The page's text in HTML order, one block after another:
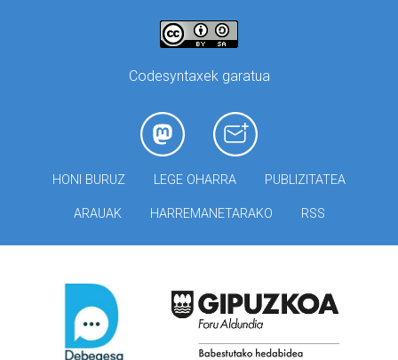
Codesyntaxek garatua
HONI BURUZ LEGE OHARRA PUBLIZITATEA
ARAUAK HARREMANETARAKO RSS